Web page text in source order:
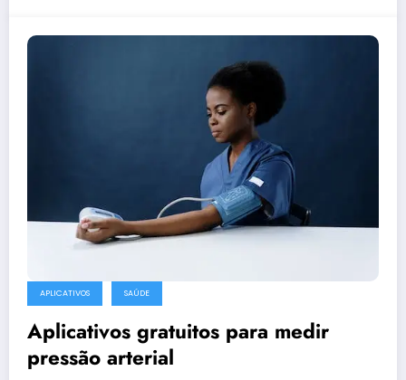
APLICATIVOS SAÚDE
Aplicativos gratuitos para medir
pressão arterial